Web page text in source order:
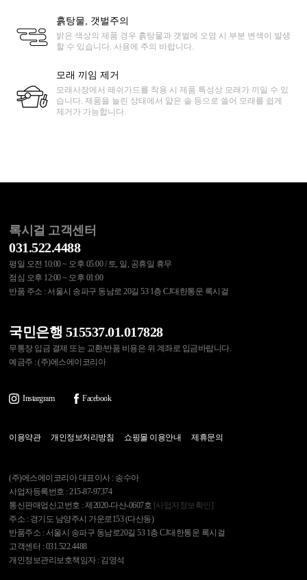
흙탕물, 갯벌주의
밝은 색상의 제품 경우 흙탕물과 갯벌에 오염 시 부분 변색이 발생
할 수 있습니다. 사용에 주의 바랍니다.
모래 끼임 제거
모래사장에서 래쉬가드를 착용 시 제품 특성상 모래가 끼일 수 있
습니다. 제품을 늘린 상태에서 얇은 솔 등으로 쓸어 모래를 쉽게
제거가 가능합니다.
록시걸 고객센터
031.522.4488
평일 오전 10:00 ~ 오후 05:00 / 토, 일, 공휴일 휴무
점심 오후 12:00 ~ 오후 01:00
반품 주소 : 서울시 송파구 동남로 20길 53 1층 CJ대한통운 록시걸
국민은행 515537.01.017828
무통장 입금 결제 또는 교환/반품 비용은 위 계좌로 입금바랍니다.
예금주 : (주)에스에이코리아
Instargram Facebook
이용약관 개인정보처리방침 쇼핑몰 이용안내 제휴문의
(주)에스에이코리아 대표이사 : 송수아
사업자등록번호 : 215-87-97374
통신판매업신고번호 : 제2020-다산-0607호 [사업자정보확인]
주소 : 경기도 남양주시 가운로153 (다산동)
반품주소 : 서울시 송파구 동남로20길 53 1층 CJ대한통운 록시걸
고객센터 : 031.522.4488
개인정보관리보호책임자 : 김영석